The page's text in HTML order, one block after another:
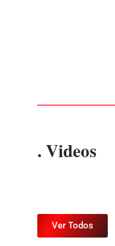
. Videos
Ver Todos